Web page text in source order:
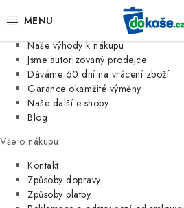
Jsme tradiční česká firma
Naše výhody k nákupu
Jsme autorizovaný prodejce
Dáváme 60 dní na vrácení zboží
Garance okamžité výměny
Naše další e-shopy
Blog
Vše o nákupu
Kontakt
Způsoby dopravy
Způsoby platby
KOŠE
SÁČKY
KUCHYNĚ
ORGANIZACE